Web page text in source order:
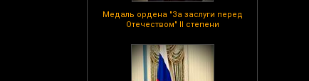
Медаль ордена "За заслуги перед
Отечеством" II степени